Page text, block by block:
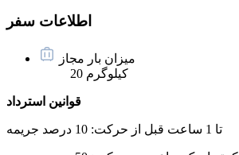
اطلاعات سفر
میزان بار مجاز
20 کیلوگرم
قوانین استرداد
تا 1 ساعت قبل از حرکت: 10 درصد جریمه